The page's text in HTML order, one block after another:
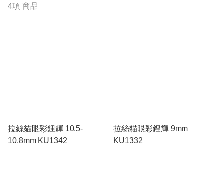
4項 商品
拉絲貓眼彩鋰輝 10.5-
10.8mm KU1342
拉絲貓眼彩鋰輝 9mm
KU1332